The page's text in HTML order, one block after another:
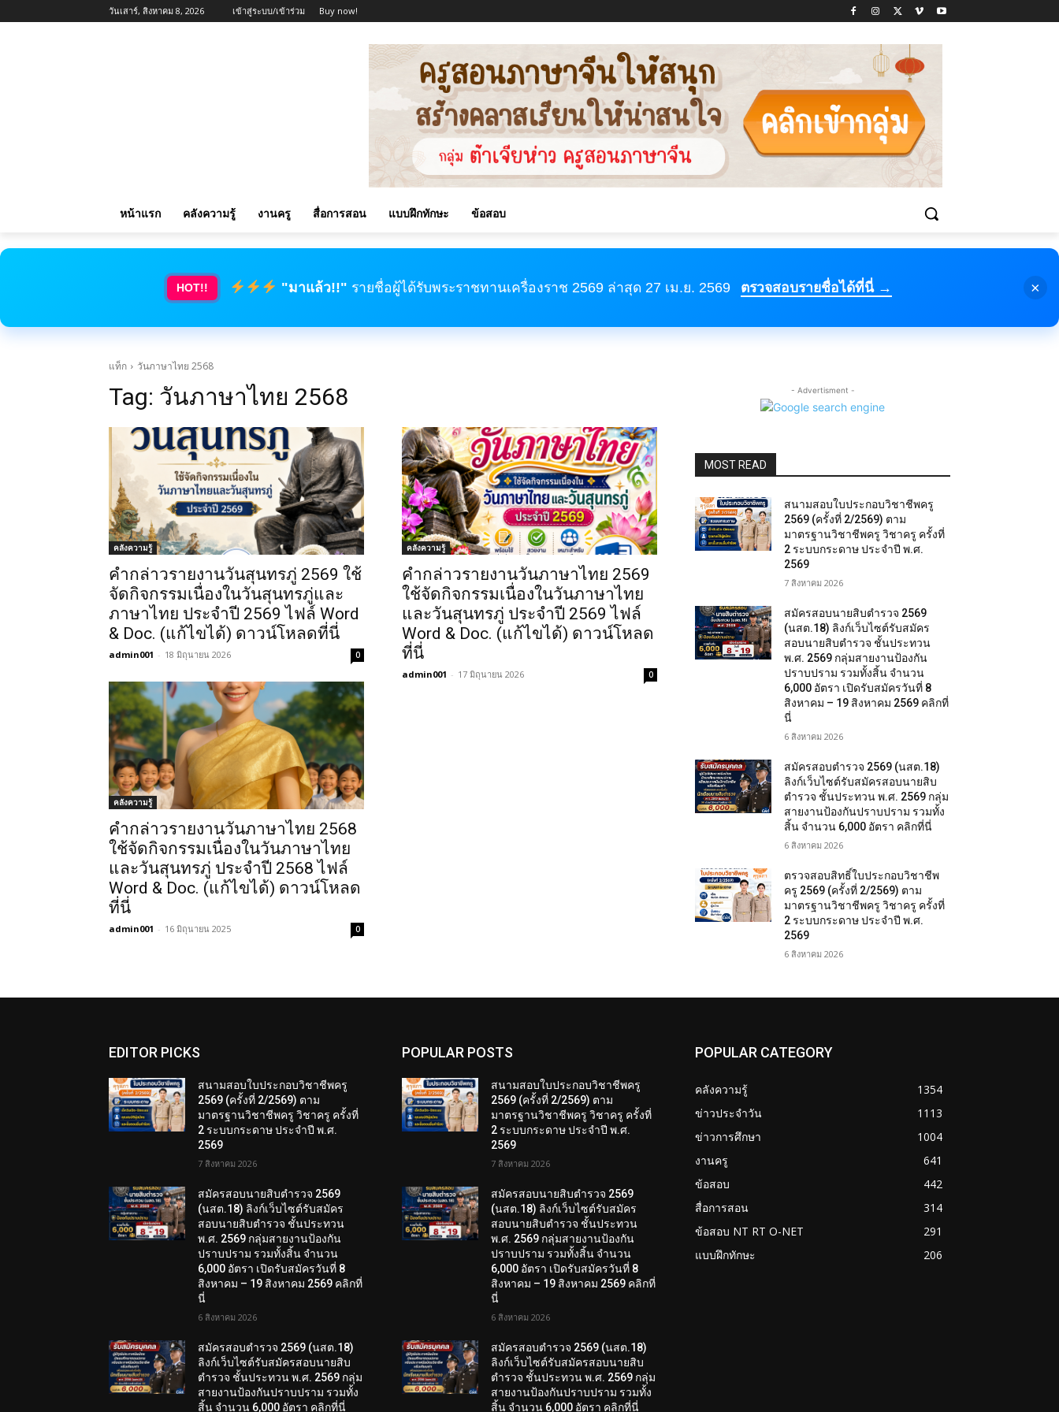
วันเสาร์, สิงหาคม 8, 2026 เข้าสู่ระบบ/เข้าร่วม Buy now!
หน้าแรก คลังความรู้ งานครู สื่อการสอน แบบฝึกทักษะ ข้อสอบ
HOT!! "มาแล้ว!!" รายชื่อผู้ได้รับพระราชทานเครื่องราช 2569 ล่าสุด 27 เม.ย. 2569 ตรวจสอบรายชื่อได้ที่นี่ → ×
แท็ก วันภาษาไทย 2568
Tag: วันภาษาไทย 2568
คลังความรู้
คำกล่าวรายงานวันสุนทรภู่ 2569 ใช้
จัดกิจกรรมเนื่องในวันสุนทรภู่และ
ภาษาไทย ประจำปี 2569 ไฟล์ Word
& Doc. (แก้ไขได้) ดาวน์โหลดที่นี่
admin001 - 18 มิถุนายน 2026 0
คลังความรู้
คำกล่าวรายงานวันภาษาไทย 2569
ใช้จัดกิจกรรมเนื่องในวันภาษาไทย
และวันสุนทรภู่ ประจำปี 2569 ไฟล์
Word & Doc. (แก้ไขได้) ดาวน์โหลด
ที่นี่
admin001 - 17 มิถุนายน 2026 0
คลังความรู้
คำกล่าวรายงานวันภาษาไทย 2568
ใช้จัดกิจกรรมเนื่องในวันภาษาไทย
และวันสุนทรภู่ ประจำปี 2568 ไฟล์
Word & Doc. (แก้ไขได้) ดาวน์โหลด
ที่นี่
admin001 - 16 มิถุนายน 2025 0
- Advertisment -
MOST READ
สนามสอบใบประกอบวิชาชีพครู
2569 (ครั้งที่ 2/2569) ตาม
มาตรฐานวิชาชีพครู วิชาครู ครั้งที่
2 ระบบกระดาษ ประจำปี พ.ศ.
2569
7 สิงหาคม 2026
สมัครสอบนายสิบตำรวจ 2569
(นสต.18) ลิงก์เว็บไซต์รับสมัคร
สอบนายสิบตำรวจ ชั้นประทวน
พ.ศ. 2569 กลุ่มสายงานป้องกัน
ปราบปราม รวมทั้งสิ้น จำนวน
6,000 อัตรา เปิดรับสมัครวันที่ 8
สิงหาคม – 19 สิงหาคม 2569 คลิกที่
นี่
6 สิงหาคม 2026
สมัครสอบตํารวจ 2569 (นสต.18)
ลิงก์เว็บไซต์รับสมัครสอบนายสิบ
ตำรวจ ชั้นประทวน พ.ศ. 2569 กลุ่ม
สายงานป้องกันปราบปราม รวมทั้ง
สิ้น จำนวน 6,000 อัตรา คลิกที่นี่
6 สิงหาคม 2026
ตรวจสอบสิทธิ์ใบประกอบวิชาชีพ
ครู 2569 (ครั้งที่ 2/2569) ตาม
มาตรฐานวิชาชีพครู วิชาครู ครั้งที่
2 ระบบกระดาษ ประจำปี พ.ศ.
2569
6 สิงหาคม 2026
EDITOR PICKS
สนามสอบใบประกอบวิชาชีพครู
2569 (ครั้งที่ 2/2569) ตาม
มาตรฐานวิชาชีพครู วิชาครู ครั้งที่
2 ระบบกระดาษ ประจำปี พ.ศ.
2569
7 สิงหาคม 2026
สมัครสอบนายสิบตำรวจ 2569
(นสต.18) ลิงก์เว็บไซต์รับสมัคร
สอบนายสิบตำรวจ ชั้นประทวน
พ.ศ. 2569 กลุ่มสายงานป้องกัน
ปราบปราม รวมทั้งสิ้น จำนวน
6,000 อัตรา เปิดรับสมัครวันที่ 8
สิงหาคม – 19 สิงหาคม 2569 คลิกที่
นี่
6 สิงหาคม 2026
สมัครสอบตํารวจ 2569 (นสต.18)
ลิงก์เว็บไซต์รับสมัครสอบนายสิบ
ตำรวจ ชั้นประทวน พ.ศ. 2569 กลุ่ม
สายงานป้องกันปราบปราม รวมทั้ง
สิ้น จำนวน 6,000 อัตรา คลิกที่นี่
POPULAR POSTS
สนามสอบใบประกอบวิชาชีพครู
2569 (ครั้งที่ 2/2569) ตาม
มาตรฐานวิชาชีพครู วิชาครู ครั้งที่
2 ระบบกระดาษ ประจำปี พ.ศ.
2569
7 สิงหาคม 2026
สมัครสอบนายสิบตำรวจ 2569
(นสต.18) ลิงก์เว็บไซต์รับสมัคร
สอบนายสิบตำรวจ ชั้นประทวน
พ.ศ. 2569 กลุ่มสายงานป้องกัน
ปราบปราม รวมทั้งสิ้น จำนวน
6,000 อัตรา เปิดรับสมัครวันที่ 8
สิงหาคม – 19 สิงหาคม 2569 คลิกที่
นี่
6 สิงหาคม 2026
สมัครสอบตํารวจ 2569 (นสต.18)
ลิงก์เว็บไซต์รับสมัครสอบนายสิบ
ตำรวจ ชั้นประทวน พ.ศ. 2569 กลุ่ม
สายงานป้องกันปราบปราม รวมทั้ง
สิ้น จำนวน 6,000 อัตรา คลิกที่นี่
POPULAR CATEGORY
คลังความรู้
1354
ข่าวประจำวัน
1113
ข่าวการศึกษา
1004
งานครู
641
ข้อสอบ
442
สื่อการสอน
314
ข้อสอบ NT RT O-NET
291
แบบฝึกทักษะ
206